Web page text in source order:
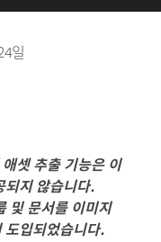
일
셋 추출 기능은 이
되지 않습니다.
및 문서를 이미지
도입되었습니다.